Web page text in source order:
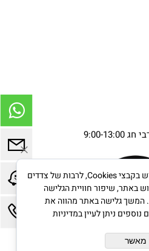
לידיעתך, באתרנו נעשה שימוש בקבצי Cookies, לרבות של צדדים
באתר, שיפור חוויית הגלישה
המשך גלישה באתר מהווה את
ניתן לעיין במדיניות
מאשר